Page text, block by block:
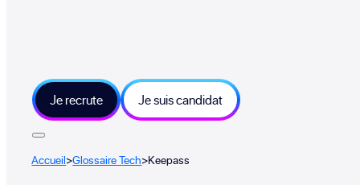
Je recrute Je suis candidat
Accueil>Glossaire Tech>Keepass